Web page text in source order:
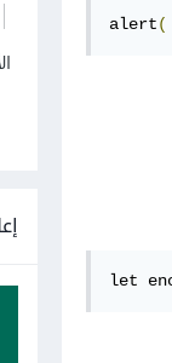
alert(
let